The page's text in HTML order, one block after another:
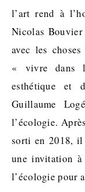
l’art rend à
Nicolas
avec les
« vivre dans
esthétique et
Guillaume
l’écologie.
sorti en 2018, il
une invitation
l’écologie pour